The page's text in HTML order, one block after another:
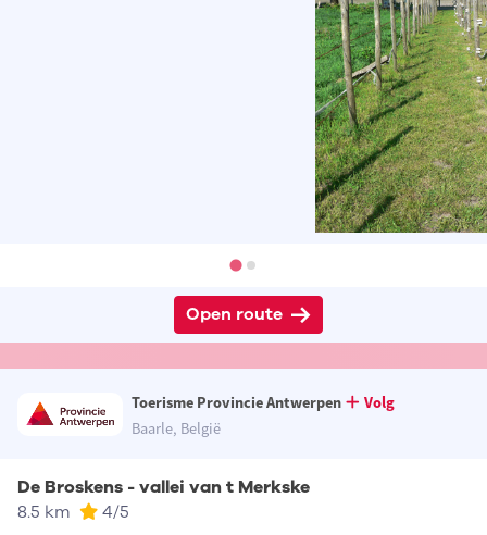
Open route
Toerisme Provincie Antwerpen
Volg
Baarle, België
De Broskens - vallei van t Merkske
8.5 km 4/5